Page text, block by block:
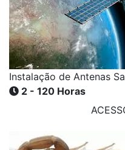
Instalação de Antenas
2 - 120 Horas